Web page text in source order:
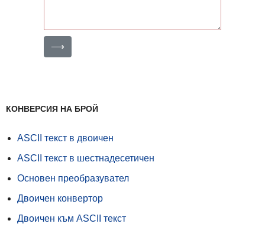
⟶
КОНВЕРСИЯ НА БРОЙ
ASCII текст в двоичен
ASCII текст в шестнадесетичен
Основен преобразувател
Двоичен конвертор
Двоичен към ASCII текст